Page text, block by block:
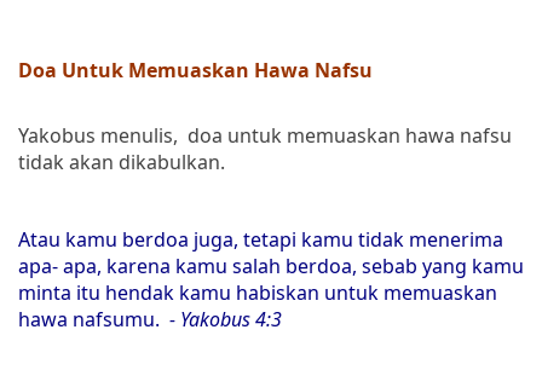
Doa Untuk Memuaskan Hawa Nafsu
Yakobus menulis, doa untuk memuaskan hawa nafsu
tidak akan dikabulkan.
Atau kamu berdoa juga, tetapi kamu tidak menerima
apa- apa, karena kamu salah berdoa, sebab yang kamu
minta itu hendak kamu habiskan untuk memuaskan
hawa nafsumu. - Yakobus 4:3